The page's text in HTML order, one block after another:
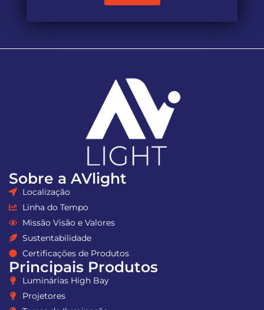
Sobre a AVlight
Localização
Linha do Tempo
Missão Visão e Valores
Sustentabilidade
Certificações de Produtos
Principais Produtos
Luminárias High Bay
Projetores